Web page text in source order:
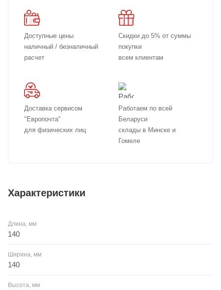
Доступные цены
наличный / безналичный
расчет
Скидки до 5% от суммы
покупки
всем клиентам
Доставка сервисом
"Европочта"
для физических лиц
Работаем по всей
Беларуси
склады в Минске и
Гомеле
Характеристики
Длина, мм
140
Ширина, мм
140
Высота, мм